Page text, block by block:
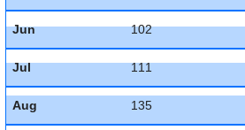
Jun 102
Jul 111
Aug 135